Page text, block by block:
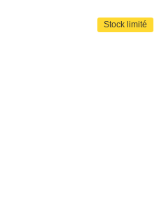
Stock limité